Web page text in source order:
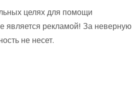
целях для помощи
является рекламой! За неверную
не несет.